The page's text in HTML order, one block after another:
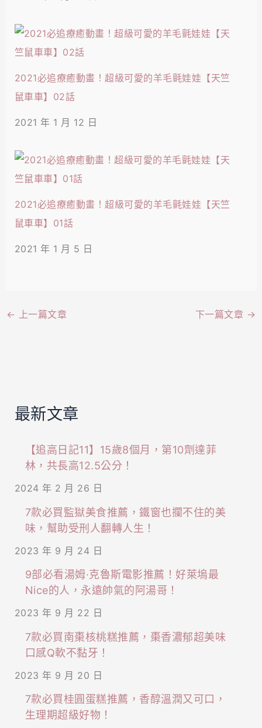
2021必追療癒動畫！超級可愛的羊毛氈娃娃【天竺
鼠車車】02話
2021 年 1 月 12 日
2021必追療癒動畫！超級可愛的羊毛氈娃娃【天竺
鼠車車】01話
2021 年 1 月 5 日
← 上一篇文章 下一篇文章 →
最新文章
【追高日記11】15歲8個月，第10劑達菲
林，共長高12.5公分！
2024 年 2 月 26 日
7款必買監獄美食推薦，鐵窗也攔不住的美
味，幫助受刑人翻轉人生！
2023 年 9 月 24 日
9部必看湯姆·克魯斯電影推薦！好萊塢最
Nice的人，永遠帥氣的阿湯哥！
2023 年 9 月 22 日
7款必買南棗核桃糕推薦，棗香濃郁超美味
口感Q軟不黏牙！
2023 年 9 月 20 日
7款必買桂圓蛋糕推薦，香醇溫潤又可口，
生理期超級好物！